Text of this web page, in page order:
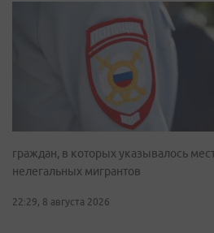
граждан, в которых указывалось
нелегальных мигрантов
22:29, 8 августа 2026